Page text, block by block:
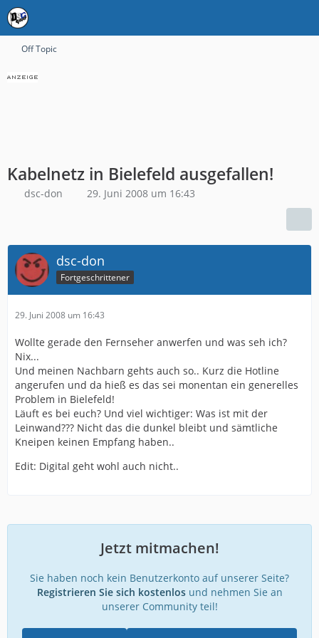
Off Topic
Kabelnetz in Bielefeld ausgefallen!
dsc-don 29. Juni 2008 um 16:43
dsc-don
Fortgeschrittener
29. Juni 2008 um 16:43
Wollte gerade den Fernseher anwerfen und was seh ich?
Nix...
Und meinen Nachbarn gehts auch so.. Kurz die Hotline
angerufen und da hieß es das sei monentan ein generelles
Problem in Bielefeld!
Läuft es bei euch? Und viel wichtiger: Was ist mit der
Leinwand??? Nicht das die dunkel bleibt und sämtliche
Kneipen keinen Empfang haben..
Edit: Digital geht wohl auch nicht..
Jetzt mitmachen!
Sie haben noch kein Benutzerkonto auf unserer Seite?
Registrieren Sie sich kostenlosund nehmen Sie an
unserer Community teil!